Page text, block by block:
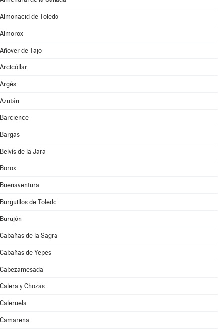
Almonacid de Toledo
Almorox
Añover de Tajo
Arcicóllar
Argés
Azután
Barcience
Bargas
Belvís de la Jara
Borox
Buenaventura
Burguillos de Toledo
Burujón
Cabañas de la Sagra
Cabañas de Yepes
Cabezamesada
Calera y Chozas
Caleruela
Camarena